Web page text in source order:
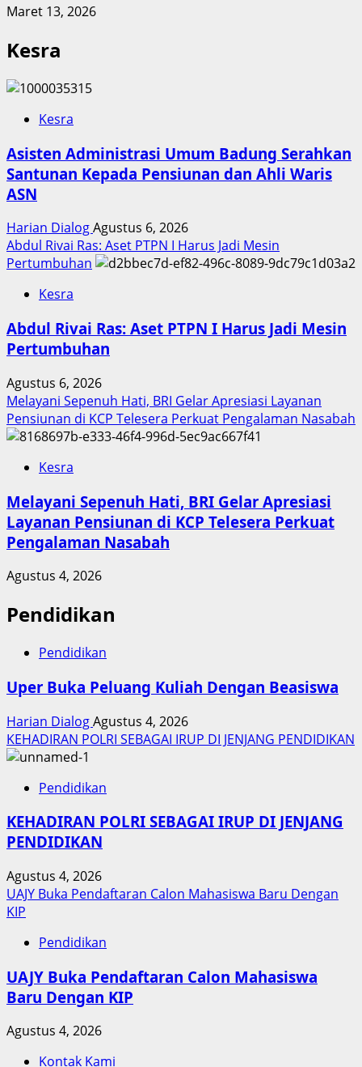
Maret 13, 2026
Kesra
Kesra
Asisten Administrasi Umum Badung Serahkan
Santunan Kepada Pensiunan dan Ahli Waris
ASN
Harian DialogAgustus 6, 2026
Abdul Rivai Ras: Aset PTPN I Harus Jadi Mesin
Pertumbuhan
Kesra
Abdul Rivai Ras: Aset PTPN I Harus Jadi Mesin
Pertumbuhan
Agustus 6, 2026
Melayani Sepenuh Hati, BRI Gelar Apresiasi Layanan
Pensiunan di KCP Telesera Perkuat Pengalaman Nasabah
Kesra
Melayani Sepenuh Hati, BRI Gelar Apresiasi
Layanan Pensiunan di KCP Telesera Perkuat
Pengalaman Nasabah
Agustus 4, 2026
Pendidikan
Pendidikan
Uper Buka Peluang Kuliah Dengan Beasiswa
Harian DialogAgustus 4, 2026
KEHADIRAN POLRI SEBAGAI IRUP DI JENJANG PENDIDIKAN
Pendidikan
KEHADIRAN POLRI SEBAGAI IRUP DI JENJANG
PENDIDIKAN
Agustus 4, 2026
UAJY Buka Pendaftaran Calon Mahasiswa Baru Dengan
KIP
Pendidikan
UAJY Buka Pendaftaran Calon Mahasiswa
Baru Dengan KIP
Agustus 4, 2026
Kontak Kami